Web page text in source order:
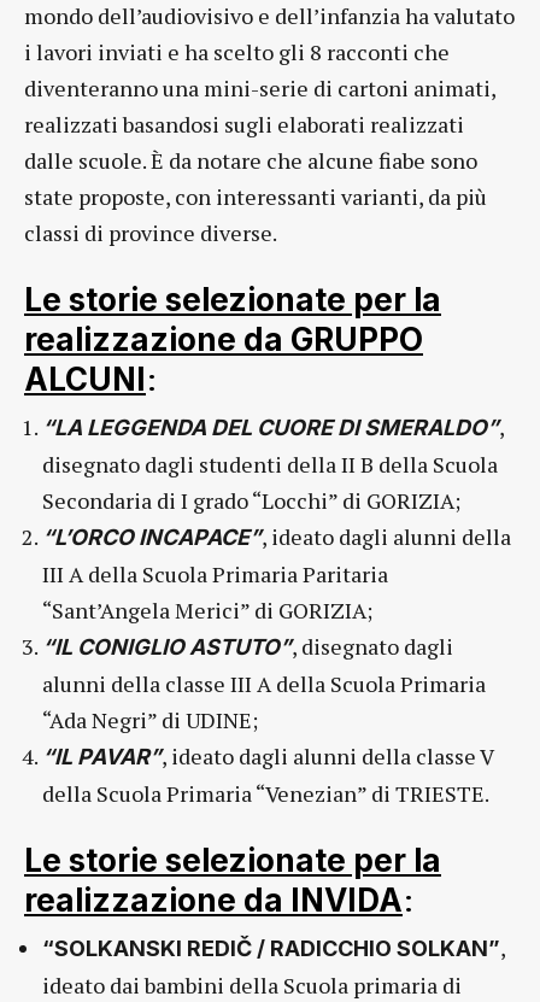
mondo dell’audiovisivo e dell’infanzia ha valutato
i lavori inviati e ha scelto gli 8 racconti che
diventeranno una mini-serie di cartoni animati,
realizzati basandosi sugli elaborati realizzati
dalle scuole. È da notare che alcune fiabe sono
state proposte, con interessanti varianti, da più
classi di province diverse.
Le storie selezionate per la
realizzazione da GRUPPO
ALCUNI :
“LA LEGGENDA DEL CUORE DI SMERALDO”,
disegnato dagli studenti della II B della Scuola
Secondaria di I grado “Locchi” di GORIZIA;
“L’ORCO INCAPACE”, ideato dagli alunni della
III A della Scuola Primaria Paritaria
“Sant’Angela Merici” di GORIZIA;
“IL CONIGLIO ASTUTO”, disegnato dagli
alunni della classe III A della Scuola Primaria
“Ada Negri” di UDINE;
“IL PAVAR”, ideato dagli alunni della classe V
della Scuola Primaria “Venezian” di TRIESTE.
Le storie selezionate per la
realizzazione da INVIDA:
“SOLKANSKI REDIČ / RADICCHIO SOLKAN”,
ideato dai bambini della Scuola primaria di